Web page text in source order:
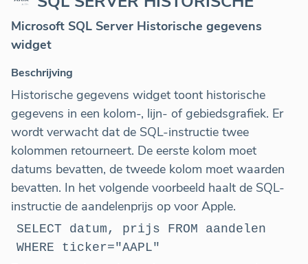
Microsoft SQL Server Historische gegevens
widget
Beschrijving
Historische gegevens widget toont historische
gegevens in een kolom-, lijn- of gebiedsgrafiek. Er
wordt verwacht dat de SQL-instructie twee
kolommen retourneert. De eerste kolom moet
datums bevatten, de tweede kolom moet waarden
bevatten. In het volgende voorbeeld haalt de SQL-
instructie de aandelenprijs op voor Apple.
SELECT datum, prijs FROM aandelen
WHERE ticker="AAPL"